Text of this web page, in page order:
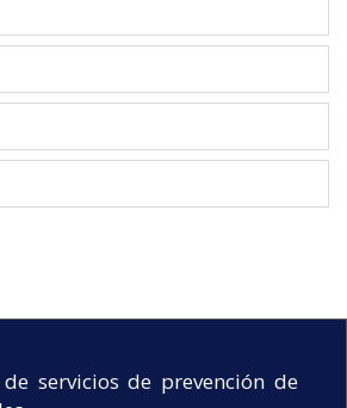
servicios de prevención de